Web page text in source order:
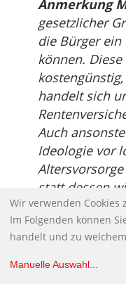
Anmerkung
gesetzlicher
die Bürger
können.
handelt sich
Auch
Ideologie vor
statt dessen
gefordert,
erkennen
der
politische
Wir verwenden
Im Folgenden können
handelt und zu
Manuelle Auswahl...